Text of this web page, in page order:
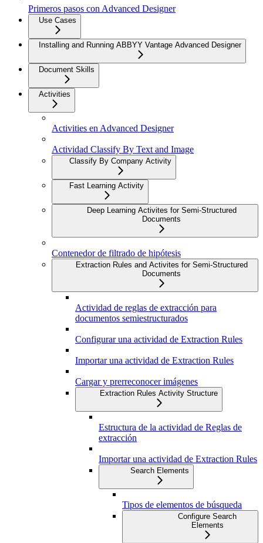
Primeros pasos con Advanced Designer
Use Cases
Installing and Running ABBYY Vantage Advanced Designer
Document Skills
Activities
Activities en Advanced Designer
Actividad Classify By Text and Image
Classify By Company Activity
Fast Learning Activity
Deep Learning Activites for Semi-Structured
Documents
Contenedor de filtrado de hipótesis
Extraction Rules and Activites for Semi-Structured
Documents
Actividad de reglas de extracción para
documentos semiestructurados
Configurar una actividad de Extraction Rules
Importar una actividad de Extraction Rules
Cargar y prerreconocer imágenes
Extraction Rules Activity Structure
Estructura de la actividad de Reglas de
extracción
Importar una actividad de Extraction Rules
Search Elements
Tipos de elementos de búsqueda
Configure Search
Elements